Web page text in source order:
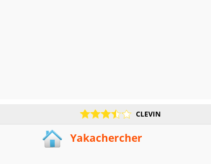
CLEVIN
Yakachercher